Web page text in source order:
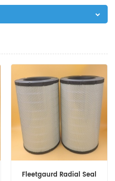
Fleetgaurd Radial Seal